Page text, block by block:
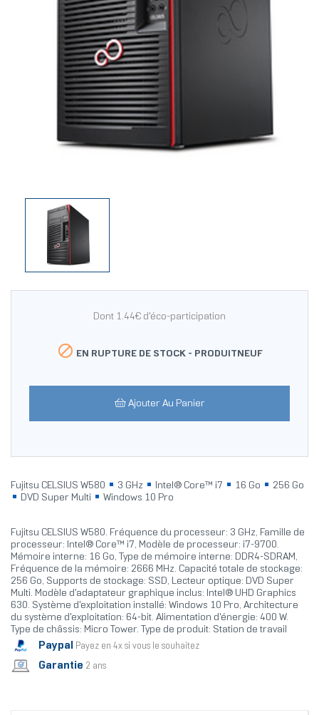
Dont 1.44€ d'éco-participation
 EN RUPTURE DE STOCK - PRODUITNEUF
Ajouter Au Panier
Fujitsu CELSIUS W580 3 GHz Intel® Core™ i7 16 Go
256 Go
DVD Super Multi
Windows 10 Pro
Fujitsu CELSIUS W580. Fréquence du processeur: 3 GHz, Famille de
processeur: Intel® Core™ i7, Modèle de processeur: i7-9700.
Mémoire interne: 16 Go, Type de mémoire interne: DDR4-SDRAM,
Fréquence de la mémoire: 2666 MHz. Capacité totale de stockage:
256 Go, Supports de stockage: SSD, Lecteur optique: DVD Super
Multi. Modèle d'adaptateur graphique inclus: Intel® UHD Graphics
630. Système d'exploitation installé: Windows 10 Pro, Architecture
du système d'exploitation: 64-bit. Alimentation d'énergie: 400 W.
Type de châssis: Micro Tower. Type de produit: Station de travail
Paypal Payez en 4x si vous le souhaitez
Garantie 2 ans